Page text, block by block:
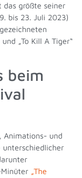
das größte seiner
bis 23. Juli 2023)
„To Kill A Tiger“
beim
Animations- und
unterschiedlicher
„The